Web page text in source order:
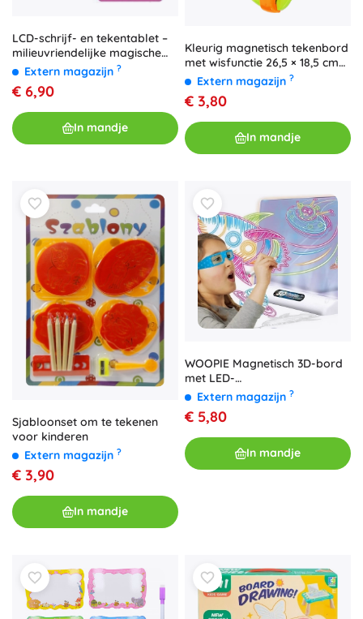
LCD-schrijf- en tekentablet –
milieuvriendelijke magische
schrijfbord voor kinderen
Extern magazijn ?
€ 6,90
In mandje
Kleurig magnetisch tekenbord
met wisfunctie 26,5 × 18,5 cm
met handvat
Extern magazijn ?
€ 3,80
In mandje
Sjabloonset om te tekenen
voor kinderen
Extern magazijn ?
€ 3,90
In mandje
WOOPIE Magnetisch 3D-bord
met LED-
achtergrondverlichting om te
Extern magazijn ?
€ 5,80
In mandje